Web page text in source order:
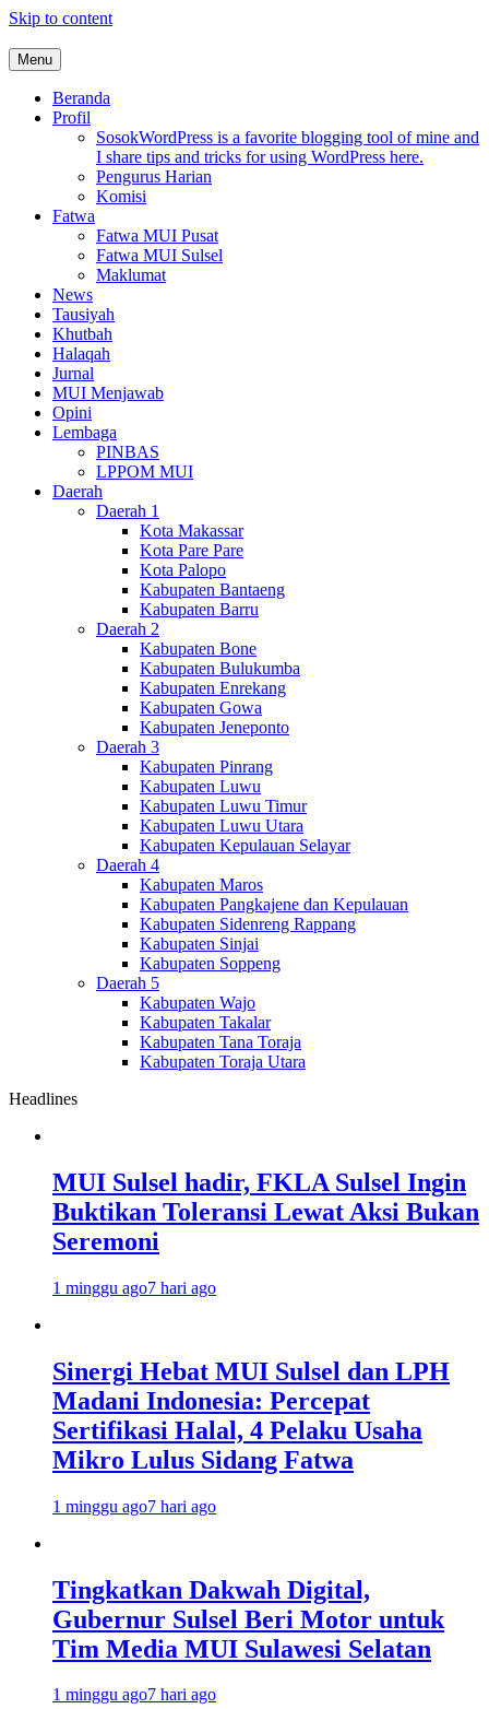
Skip to content
MUI Sulawesi Selatan
Khadimul Ummah wa Shadiqul Hukuuma
Menu
Beranda
Profil
SosokWordPress is a favorite blogging tool of mine and
I share tips and tricks for using WordPress here.
Pengurus Harian
Komisi
Fatwa
Fatwa MUI Pusat
Fatwa MUI Sulsel
Maklumat
News
Tausiyah
Khutbah
Halaqah
Jurnal
MUI Menjawab
Opini
Lembaga
PINBAS
LPPOM MUI
Daerah
Daerah 1
Kota Makassar
Kota Pare Pare
Kota Palopo
Kabupaten Bantaeng
Kabupaten Barru
Daerah 2
Kabupaten Bone
Kabupaten Bulukumba
Kabupaten Enrekang
Kabupaten Gowa
Kabupaten Jeneponto
Daerah 3
Kabupaten Pinrang
Kabupaten Luwu
Kabupaten Luwu Timur
Kabupaten Luwu Utara
Kabupaten Kepulauan Selayar
Daerah 4
Kabupaten Maros
Kabupaten Pangkajene dan Kepulauan
Kabupaten Sidenreng Rappang
Kabupaten Sinjai
Kabupaten Soppeng
Daerah 5
Kabupaten Wajo
Kabupaten Takalar
Kabupaten Tana Toraja
Kabupaten Toraja Utara
Headlines
MUI Sulsel hadir, FKLA Sulsel Ingin
Buktikan Toleransi Lewat Aksi Bukan
Seremoni
1 minggu ago7 hari ago
Sinergi Hebat MUI Sulsel dan LPH
Madani Indonesia: Percepat
Sertifikasi Halal, 4 Pelaku Usaha
Mikro Lulus Sidang Fatwa
1 minggu ago7 hari ago
Tingkatkan Dakwah Digital,
Gubernur Sulsel Beri Motor untuk
Tim Media MUI Sulawesi Selatan
1 minggu ago7 hari ago